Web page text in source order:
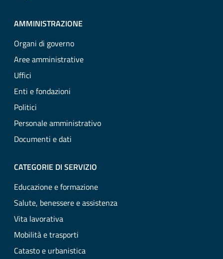
AMMINISTRAZIONE
Organi di governo
Aree amministrative
Uffici
Enti e fondazioni
Politici
Personale amministrativo
Documenti e dati
CATEGORIE DI SERVIZIO
Educazione e formazione
Salute, benessere e assistenza
Vita lavorativa
Mobilità e trasporti
Catasto e urbanistica